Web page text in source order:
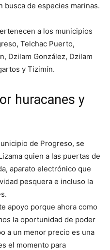
busca de especies marinas.
a los municipios
Telchac Puerto,
Dzilam González, Dzilam
y Tizimín.
huracanes y
de Progreso, se
quien a las puertas de
aparato electrónico que
pesquera e incluso la
apoyo porque ahora como
la oportunidad de poder
a un menor precio es una
el momento para